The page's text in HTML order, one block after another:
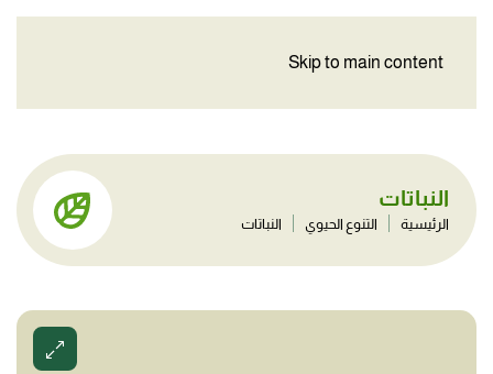
Skip to main content
النباتات
الرئيسية التنوع الحيوي النباتات